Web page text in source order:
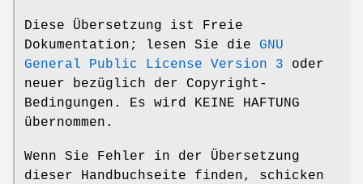
Diese Übersetzung ist Freie
Dokumentation; lesen Sie die GNU
General Public License Version 3 oder
neuer bezüglich der Copyright-
Bedingungen. Es wird KEINE HAFTUNG
übernommen.
Wenn Sie Fehler in der Übersetzung
dieser Handbuchseite finden, schicken